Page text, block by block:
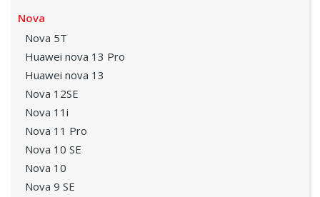
Nova
Nova 5T
Huawei nova 13 Pro
Huawei nova 13
Nova 12SE
Nova 11i
Nova 11 Pro
Nova 10 SE
Nova 10
Nova 9 SE